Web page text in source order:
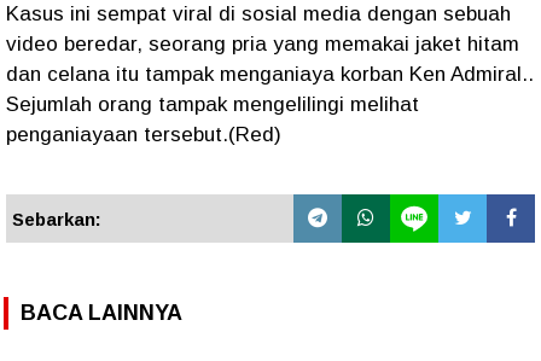
Kasus ini sempat viral di sosial media dengan sebuah
video beredar, seorang pria yang memakai jaket hitam
dan celana itu tampak menganiaya korban Ken Admiral..
Sejumlah orang tampak mengelilingi melihat
penganiayaan tersebut.(Red)
Sebarkan:
BACA LAINNYA